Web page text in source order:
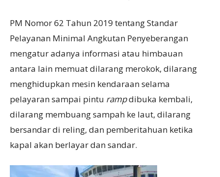
PM Nomor 62 Tahun 2019 tentang Standar
Pelayanan Minimal Angkutan Penyeberangan
mengatur adanya informasi atau himbauan
antara lain memuat dilarang merokok, dilarang
menghidupkan mesin kendaraan selama
pelayaran sampai pintu rampdibuka kembali,
dilarang membuang sampah ke laut, dilarang
bersandar di reling, dan pemberitahuan ketika
kapal akan berlayar dan sandar.